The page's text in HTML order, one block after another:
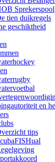
Sprekerspool
tien duikregels
geschiktheid
en
tips